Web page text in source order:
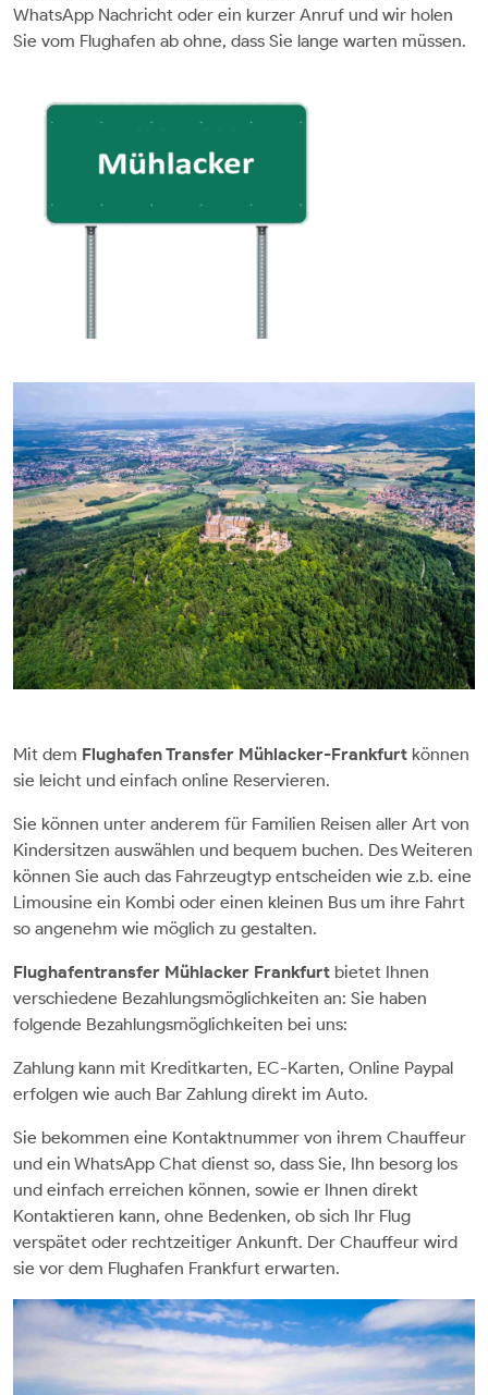
WhatsApp Nachricht oder ein kurzer Anruf und wir holen
Sie vom Flughafen ab ohne, dass Sie lange warten müssen.
Mit dem Flughafen Transfer Mühlacker-Frankfurt können
sie leicht und einfach online Reservieren.
Sie können unter anderem für Familien Reisen aller Art von
Kindersitzen auswählen und bequem buchen. Des Weiteren
können Sie auch das Fahrzeugtyp entscheiden wie z.b. eine
Limousine ein Kombi oder einen kleinen Bus um ihre Fahrt
so angenehm wie möglich zu gestalten.
Flughafentransfer Mühlacker Frankfurt bietet Ihnen
verschiedene Bezahlungsmöglichkeiten an: Sie haben
folgende Bezahlungsmöglichkeiten bei uns:
Zahlung kann mit Kreditkarten, EC-Karten, Online Paypal
erfolgen wie auch Bar Zahlung direkt im Auto.
Sie bekommen eine Kontaktnummer von ihrem Chauffeur
und ein WhatsApp Chat dienst so, dass Sie, Ihn besorg los
und einfach erreichen können, sowie er Ihnen direkt
Kontaktieren kann, ohne Bedenken, ob sich Ihr Flug
verspätet oder rechtzeitiger Ankunft. Der Chauffeur wird
sie vor dem Flughafen Frankfurt erwarten.